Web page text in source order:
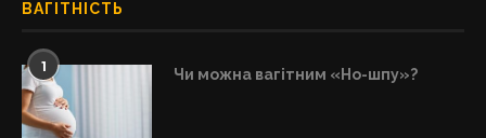
ВАГІТНІСТЬ
1 Чи можна вагітним «Но-шпу»?